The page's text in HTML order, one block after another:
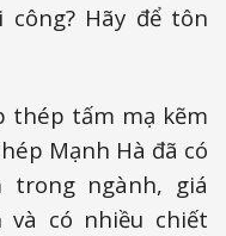
Hãy để tôn
thép tấm mạ kẽm
Mạnh Hà đã có
trong ngành, giá
có nhiều chiết